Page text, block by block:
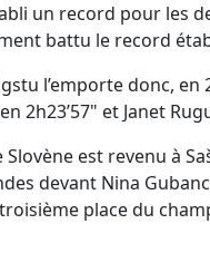
un record pour les
battu le record
l’emporte donc, en
2h23’57" et Janet
est revenu à
devant Nina
place du